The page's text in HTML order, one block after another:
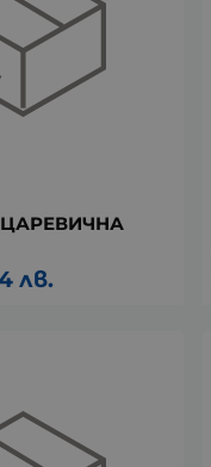
лв.